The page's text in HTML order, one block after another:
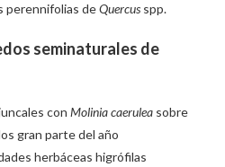
perennifolias deQuercus spp.
seminaturales de
conMolinia caerulea sobre
gran parte del año
herbáceas higrófilas